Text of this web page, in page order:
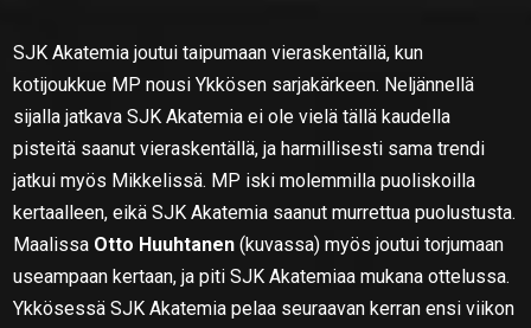
SJK Akatemia joutui taipumaan vieraskentällä, kun
kotijoukkue MP nousi Ykkösen sarjakärkeen. Neljännellä
sijalla jatkava SJK Akatemia ei ole vielä tällä kaudella
pisteitä saanut vieraskentällä, ja harmillisesti sama trendi
jatkui myös Mikkelissä. MP iski molemmilla puoliskoilla
kertaalleen, eikä SJK Akatemia saanut murrettua puolustusta.
Maalissa Otto Huuhtanen (kuvassa) myös joutui torjumaan
useampaan kertaan, ja piti SJK Akatemiaa mukana ottelussa.
Ykkösessä SJK Akatemia pelaa seuraavan kerran ensi viikon